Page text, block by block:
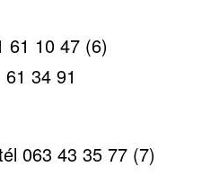
61 10 47 (6)
34 91
063 43 35 77 (7)